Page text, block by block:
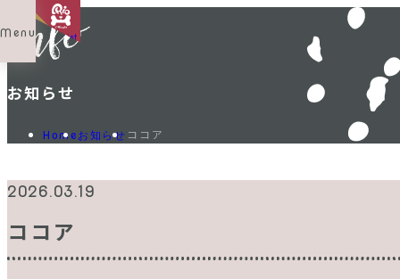
Menu Shop List
お知らせ
Home お知らせ ココア
2026.03.19
ココア